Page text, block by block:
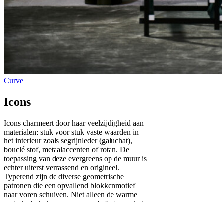
Icons
Icons charmeert door haar veelzijdigheid aan
materialen; stuk voor stuk vaste waarden in
het interieur zoals segrijnleder (galuchat),
bouclé stof, metaalaccenten of rotan. De
toepassing van deze evergreens op de muur is
echter uiterst verrassend en origineel.
Typerend zijn de diverse geometrische
patronen die een opvallend blokkenmotief
naar voren schuiven. Niet alleen de warme